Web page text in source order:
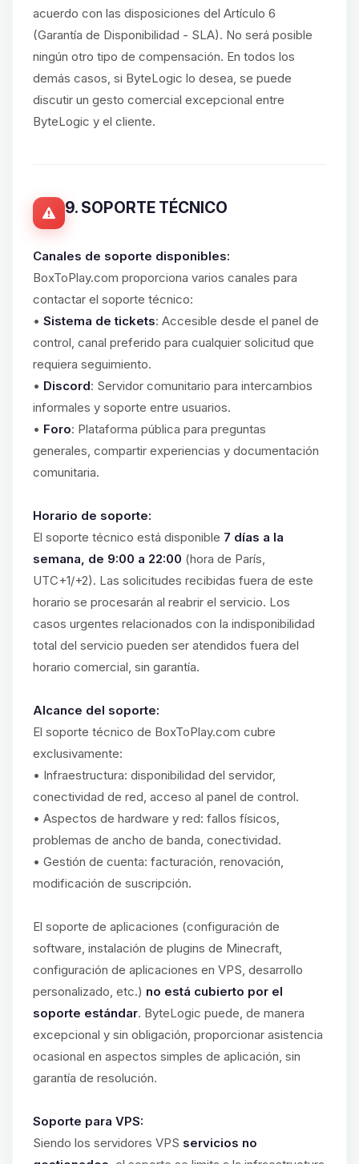
acuerdo con las disposiciones del Artículo 6
(Garantía de Disponibilidad - SLA). No será posible
ningún otro tipo de compensación. En todos los
demás casos, si ByteLogic lo desea, se puede
discutir un gesto comercial excepcional entre
ByteLogic y el cliente.
9. SOPORTE TÉCNICO
Canales de soporte disponibles:
BoxToPlay.com proporciona varios canales para
contactar el soporte técnico:
• Sistema de tickets: Accesible desde el panel de
control, canal preferido para cualquier solicitud que
requiera seguimiento.
• Discord: Servidor comunitario para intercambios
informales y soporte entre usuarios.
• Foro: Plataforma pública para preguntas
generales, compartir experiencias y documentación
comunitaria.
Horario de soporte:
El soporte técnico está disponible 7 días a la
semana, de 9:00 a 22:00 (hora de París,
UTC+1/+2). Las solicitudes recibidas fuera de este
horario se procesarán al reabrir el servicio. Los
casos urgentes relacionados con la indisponibilidad
total del servicio pueden ser atendidos fuera del
horario comercial, sin garantía.
Alcance del soporte:
El soporte técnico de BoxToPlay.com cubre
exclusivamente:
• Infraestructura: disponibilidad del servidor,
conectividad de red, acceso al panel de control.
• Aspectos de hardware y red: fallos físicos,
problemas de ancho de banda, conectividad.
• Gestión de cuenta: facturación, renovación,
modificación de suscripción.
El soporte de aplicaciones (configuración de
software, instalación de plugins de Minecraft,
configuración de aplicaciones en VPS, desarrollo
personalizado, etc.) no está cubierto por el
soporte estándar. ByteLogic puede, de manera
excepcional y sin obligación, proporcionar asistencia
ocasional en aspectos simples de aplicación, sin
garantía de resolución.
Soporte para VPS:
Siendo los servidores VPS servicios no